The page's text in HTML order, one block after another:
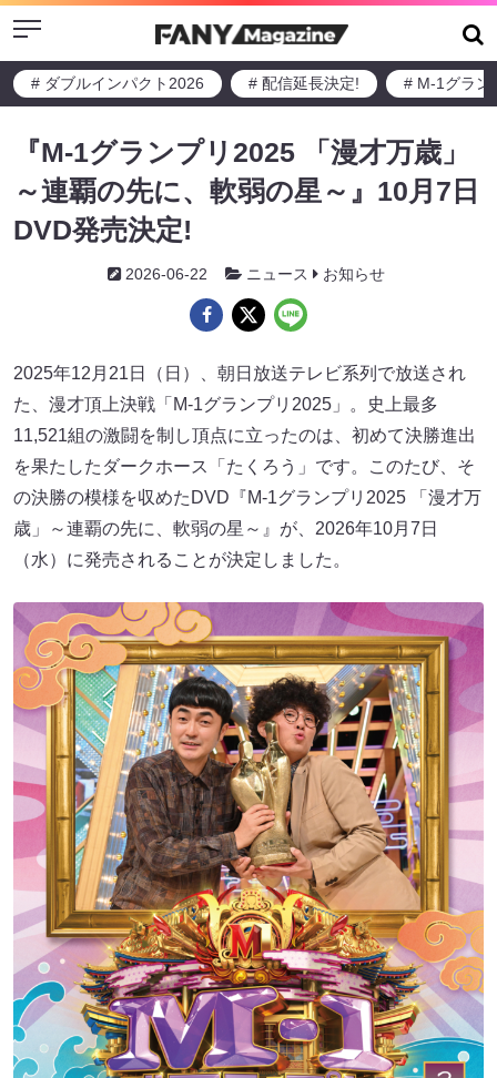
Menu
# ダブルインパクト2026 # 配信延長決定! # M-1グラン
『M-1グランプリ2025 「漫才万歳」
～連覇の先に、軟弱の星～』10月7日
DVD発売決定!
2026-06-22 ニュース お知らせ
2025年12月21日（日）、朝日放送テレビ系列で放送され
た、漫才頂上決戦「M-1グランプリ2025」。史上最多
11,521組の激闘を制し頂点に立ったのは、初めて決勝進出
を果たしたダークホース「たくろう」です。このたび、そ
の決勝の模様を収めたDVD『M-1グランプリ2025 「漫才万
歳」～連覇の先に、軟弱の星～』が、2026年10月7日
（水）に発売されることが決定しました。